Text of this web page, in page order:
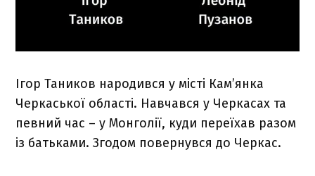
Ігор Таников народився у місті Кам’янка
Черкаської області. Навчався у Черкасах та
певний час – у Монголії, куди переїхав разом
із батьками. Згодом повернувся до Черкас.